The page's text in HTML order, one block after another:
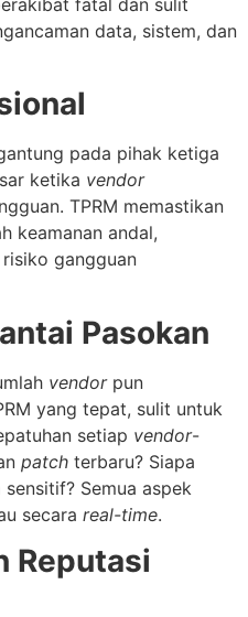
data, sistem, dan
pada pihak ketiga
ketika vendor
TPRM memastikan
keamanan andal,
gangguan
Pasokan
vendor pun
yang tepat, sulit untuk
setiap vendor-
patch terbaru? Siapa
Semua aspek
secara real-time.
Reputasi